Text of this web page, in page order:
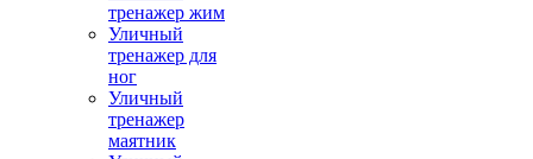
тренажер жим
Уличный
тренажер для
ног
Уличный
тренажер
маятник